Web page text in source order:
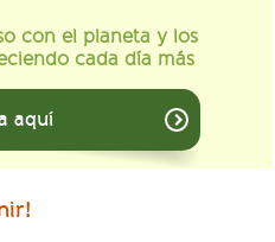
con el planeta y los
cada día más
aquí